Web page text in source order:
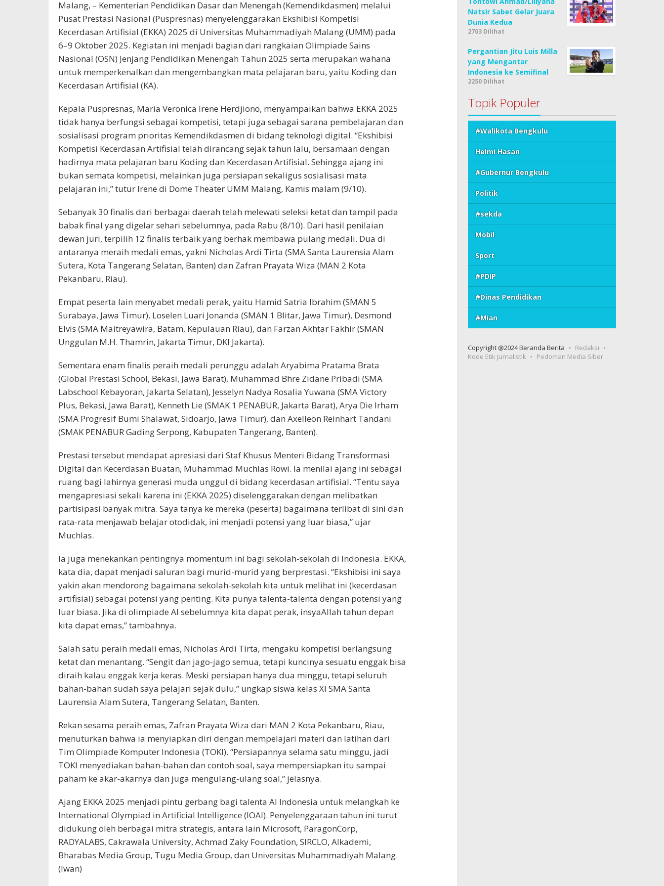
Malang, – Kementerian Pendidikan Dasar dan Menengah (Kemendikdasmen) melalui
Pusat Prestasi Nasional (Puspresnas) menyelenggarakan Ekshibisi Kompetisi
Kecerdasan Artifisial (EKKA) 2025 di Universitas Muhammadiyah Malang (UMM) pada
6–9 Oktober 2025. Kegiatan ini menjadi bagian dari rangkaian Olimpiade Sains
Nasional (OSN) Jenjang Pendidikan Menengah Tahun 2025 serta merupakan wahana
untuk memperkenalkan dan mengembangkan mata pelajaran baru, yaitu Koding dan
Kecerdasan Artifisial (KA).
Kepala Puspresnas, Maria Veronica Irene Herdjiono, menyampaikan bahwa EKKA 2025
tidak hanya berfungsi sebagai kompetisi, tetapi juga sebagai sarana pembelajaran dan
sosialisasi program prioritas Kemendikdasmen di bidang teknologi digital. “Ekshibisi
Kompetisi Kecerdasan Artifisial telah dirancang sejak tahun lalu, bersamaan dengan
hadirnya mata pelajaran baru Koding dan Kecerdasan Artifisial. Sehingga ajang ini
bukan semata kompetisi, melainkan juga persiapan sekaligus sosialisasi mata
pelajaran ini,” tutur Irene di Dome Theater UMM Malang, Kamis malam (9/10).
Sebanyak 30 finalis dari berbagai daerah telah melewati seleksi ketat dan tampil pada
babak final yang digelar sehari sebelumnya, pada Rabu (8/10). Dari hasil penilaian
dewan juri, terpilih 12 finalis terbaik yang berhak membawa pulang medali. Dua di
antaranya meraih medali emas, yakni Nicholas Ardi Tirta (SMA Santa Laurensia Alam
Sutera, Kota Tangerang Selatan, Banten) dan Zafran Prayata Wiza (MAN 2 Kota
Pekanbaru, Riau).
Empat peserta lain menyabet medali perak, yaitu Hamid Satria Ibrahim (SMAN 5
Surabaya, Jawa Timur), Loselen Luari Jonanda (SMAN 1 Blitar, Jawa Timur), Desmond
Elvis (SMA Maitreyawira, Batam, Kepulauan Riau), dan Farzan Akhtar Fakhir (SMAN
Unggulan M.H. Thamrin, Jakarta Timur, DKI Jakarta).
Sementara enam finalis peraih medali perunggu adalah Aryabima Pratama Brata
(Global Prestasi School, Bekasi, Jawa Barat), Muhammad Bhre Zidane Pribadi (SMA
Labschool Kebayoran, Jakarta Selatan), Jesselyn Nadya Rosalia Yuwana (SMA Victory
Plus, Bekasi, Jawa Barat), Kenneth Lie (SMAK 1 PENABUR, Jakarta Barat), Arya Die Irham
(SMA Progresif Bumi Shalawat, Sidoarjo, Jawa Timur), dan Axelleon Reinhart Tandani
(SMAK PENABUR Gading Serpong, Kabupaten Tangerang, Banten).
Prestasi tersebut mendapat apresiasi dari Staf Khusus Menteri Bidang Transformasi
Digital dan Kecerdasan Buatan, Muhammad Muchlas Rowi. Ia menilai ajang ini sebagai
ruang bagi lahirnya generasi muda unggul di bidang kecerdasan artifisial. “Tentu saya
mengapresiasi sekali karena ini (EKKA 2025) diselenggarakan dengan melibatkan
partisipasi banyak mitra. Saya tanya ke mereka (peserta) bagaimana terlibat di sini dan
rata-rata menjawab belajar otodidak, ini menjadi potensi yang luar biasa,” ujar
Muchlas.
Ia juga menekankan pentingnya momentum ini bagi sekolah-sekolah di Indonesia. EKKA,
kata dia, dapat menjadi saluran bagi murid-murid yang berprestasi. “Ekshibisi ini saya
yakin akan mendorong bagaimana sekolah-sekolah kita untuk melihat ini (kecerdasan
artifisial) sebagai potensi yang penting. Kita punya talenta-talenta dengan potensi yang
luar biasa. Jika di olimpiade AI sebelumnya kita dapat perak, insyaAllah tahun depan
kita dapat emas,” tambahnya.
Salah satu peraih medali emas, Nicholas Ardi Tirta, mengaku kompetisi berlangsung
ketat dan menantang. “Sengit dan jago-jago semua, tetapi kuncinya sesuatu enggak bisa
diraih kalau enggak kerja keras. Meski persiapan hanya dua minggu, tetapi seluruh
bahan-bahan sudah saya pelajari sejak dulu,” ungkap siswa kelas XI SMA Santa
Laurensia Alam Sutera, Tangerang Selatan, Banten.
Rekan sesama peraih emas, Zafran Prayata Wiza dari MAN 2 Kota Pekanbaru, Riau,
menuturkan bahwa ia menyiapkan diri dengan mempelajari materi dan latihan dari
Tim Olimpiade Komputer Indonesia (TOKI). “Persiapannya selama satu minggu, jadi
TOKI menyediakan bahan-bahan dan contoh soal, saya mempersiapkan itu sampai
paham ke akar-akarnya dan juga mengulang-ulang soal,” jelasnya.
Ajang EKKA 2025 menjadi pintu gerbang bagi talenta AI Indonesia untuk melangkah ke
International Olympiad in Artificial Intelligence (IOAI). Penyelenggaraan tahun ini turut
didukung oleh berbagai mitra strategis, antara lain Microsoft, ParagonCorp,
RADYALABS, Cakrawala University, Achmad Zaky Foundation, SIRCLO, Alkademi,
Bharabas Media Group, Tugu Media Group, dan Universitas Muhammadiyah Malang.
(Iwan)
Natsir Sabet Gelar Juara
Dunia Kedua
2703 Dilihat
Pergantian Jitu Luis Milla
yang Mengantar
Indonesia ke Semifinal
2250 Dilihat
Topik Populer
#Walikota Bengkulu
Helmi Hasan
#Gubernur Bengkulu
Politik
#sekda
Mobil
Sport
#PDIP
#Dinas Pendidikan
#Mian
Copyright @2024 Beranda Berita
Redaksi
Kode Etik Jurnalistik
Pedoman Media Siber